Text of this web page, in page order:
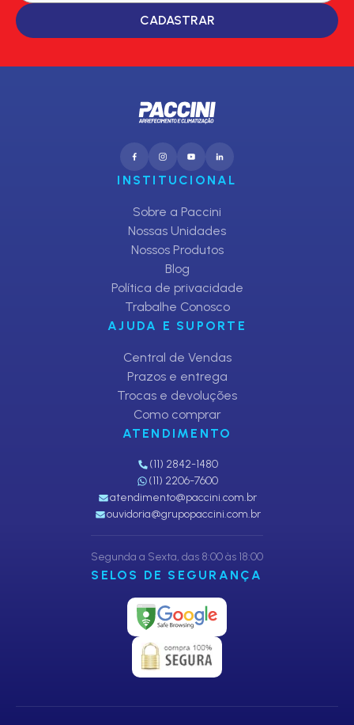
CADASTRAR
INSTITUCIONAL
Sobre a Paccini
Nossas Unidades
Nossos Produtos
Blog
Política de privacidade
Trabalhe Conosco
AJUDA E SUPORTE
Central de Vendas
Prazos e entrega
Trocas e devoluções
Como comprar
ATENDIMENTO
(11) 2842-1480
(11) 2206-7600
atendimento@paccini.com.br
ouvidoria@grupopaccini.com.br
Segunda a Sexta, das 8:00 às 18:00
SELOS DE SEGURANÇA